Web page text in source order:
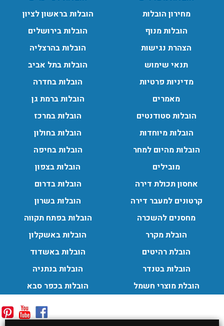
הובלות מנוף בפרדס חנה:
העברת פריטים כבדים עם מנוף בפרדס חנה ואפשרות הובלת
תכולת דירה שלמה עם מנוף.
מחירון הובלות
הובלות מנוף
הצהרת נגישות
תנאי שימוש
מדיניות פרטיות
מאמרים
הובלות סטודנטים
הובלות מיוחדות
הובלות מהיום למחר
מובילים
אחסון תכולת דירה
קרטונים למעבר דירה
מחסנים להשכרה
הובלת מקרר
הובלת רהיטים
הובלות בטנדר
הובלת מוצרי חשמל
הובלות בראשון לציון
הובלות בירושלים
הובלות בהרצליה
הובלות בתל אביב
הובלות בחדרה
הובלות ברמת גן
הובלות במרכז
הובלות בחולון
הובלות בחיפה
הובלות בצפון
הובלות בדרום
הובלות בשרון
הובלות בפתח תקווה
הובלות באשקלון
הובלות באשדוד
הובלות בנתניה
הובלות בכפר סבא